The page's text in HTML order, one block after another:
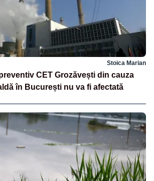
Stoica Marian
CET Grozăvești din cauza
în București nu va fi afectată